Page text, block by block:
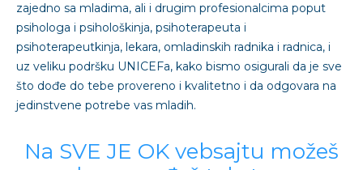
zajedno sa mladima, ali i drugim profesionalcima poput
psihologa i psihološkinja, psihoterapeuta i
psihoterapeutkinja, lekara, omladinskih radnika i radnica, i
uz veliku podršku UNICEFa, kako bismo osigurali da je sve
što dođe do tebe provereno i kvalitetno i da odgovara na
jedinstvene potrebe vas mladih.
Na SVE JE OK vebsajtu možeš